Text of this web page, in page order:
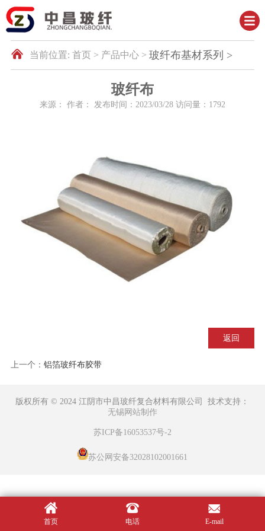
当前位置: 首页 > 产品中心 > 玻纤布基材系列 >
玻纤布
来源： 作者： 发布时间： 2023/03/28访问量： 1792
返回
上一个： 铝箔玻纤布胶带
版权所有 © 2024 江阴市中昌玻纤复合材料有限公司 技术支持：
无锡网站制作
苏ICP备16053537号-2
苏公网安备32028102001661
首页 电话 E-mail